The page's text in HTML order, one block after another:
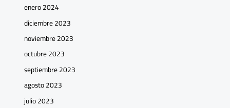
enero 2024
diciembre 2023
noviembre 2023
octubre 2023
septiembre 2023
agosto 2023
julio 2023